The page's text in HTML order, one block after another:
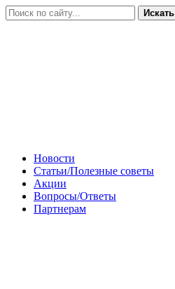
Искать
Новости
Статьи/Полезные советы
Акции
Вопросы/Ответы
Партнерам